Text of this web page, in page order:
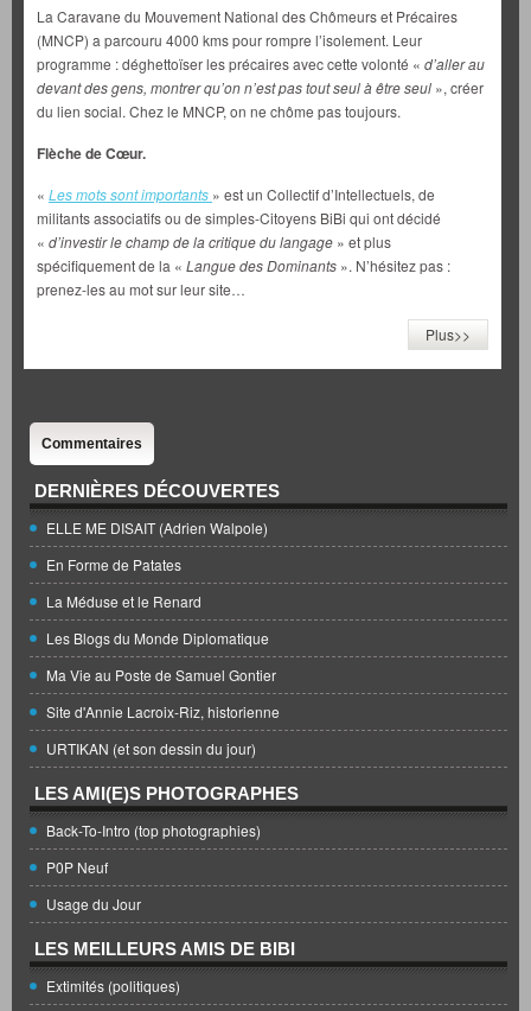
La Caravane du Mouvement National des Chômeurs et Précaires
(MNCP) a parcouru 4000 kms pour rompre l’isolement. Leur
programme : déghettoïser les précaires avec cette volonté « d’aller au
devant des gens, montrer qu’on n’est pas tout seul à être seul », créer
du lien social. Chez le MNCP, on ne chôme pas toujours.
Flèche de Cœur.
« Les mots sont importants » est un Collectif d’Intellectuels, de
militants associatifs ou de simples-Citoyens BiBi qui ont décidé
« d’investir le champ de la critique du langage » et plus
spécifiquement de la « Langue des Dominants ». N’hésitez pas :
prenez-les au mot sur leur site…
Plus>>
Commentaires
DERNIÈRES DÉCOUVERTES
ELLE ME DISAIT (Adrien Walpole)
En Forme de Patates
La Méduse et le Renard
Les Blogs du Monde Diplomatique
Ma Vie au Poste de Samuel Gontier
Site d'Annie Lacroix-Riz, historienne
URTIKAN (et son dessin du jour)
LES AMI(E)S PHOTOGRAPHES
Back-To-Intro (top photographies)
P0P Neuf
Usage du Jour
LES MEILLEURS AMIS DE BIBI
Extimités (politiques)